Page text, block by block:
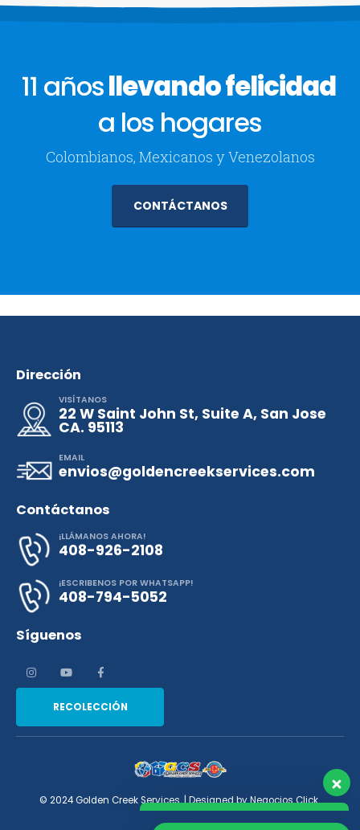
11 añosllevando felicidad
a los hogares
Colombianos, Mexicanos y Venezolanos
CONTÁCTANOS
Dirección
VISÍTANOS
22 W Saint John St, Suite A, San Jose
CA. 95113
EMAIL
envios@goldencreekservices.com
Contáctanos
¡LLÁMANOS AHORA!
408-926-2108
¡ESCRIBENOS POR WHATSAPP!
408-794-5052
Síguenos
RECOLECCIÓN
© 2024 Golden Creek Services. | Designed byNegocios Click​
Hola, ¿cómo puedo ayudar?